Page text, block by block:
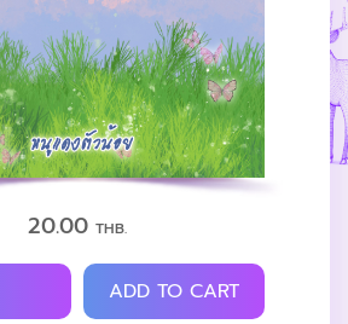
20.00 THB.
ADD TO CART